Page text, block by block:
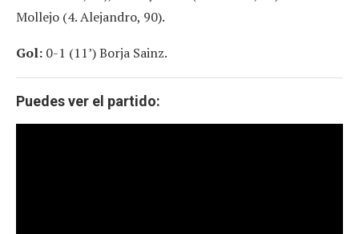
Mollejo (4. Alejandro, 90).
Gol: 0-1 (11’) Borja Sainz.
Puedes ver el partido: